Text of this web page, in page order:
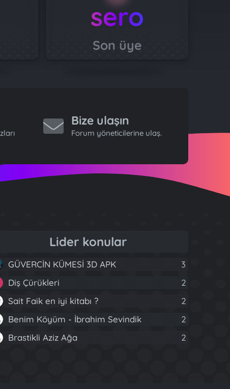
sero
Son üye
Bize ulaşın
Forum yöneticilerine ulaş.
Lider konular
GÜVERCİN KÜMESİ 3D APK 3
Diş Çürükleri
2
Sait Faik en iyi kitabı ?
2
Benim Köyüm - İbrahim Sevindik
2
Brastikli Aziz Ağa
2